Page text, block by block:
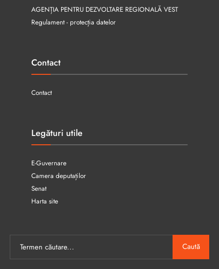
AGENȚIA PENTRU DEZVOLTARE REGIONALĂ VEST
Regulament - protecția datelor
Contact
Contact
Legături utile
E-Guvernare
Camera deputaților
Senat
Harta site
Caută